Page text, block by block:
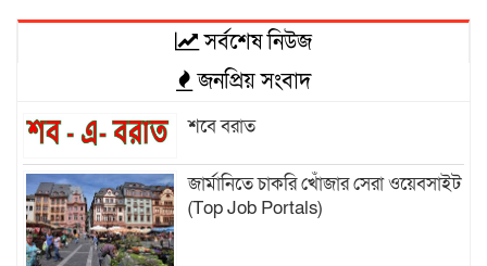
সর্বশেষ নিউজ
জনপ্রিয় সংবাদ
শবে বরাত
জার্মানিতে চাকরি খোঁজার সেরা ওয়েবসাইট
(Top Job Portals)